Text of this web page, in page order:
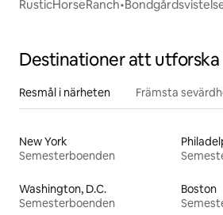
Destinationer att utforska
Resmål i närheten Främsta
New York
Semesterboenden
Washington, D.C.
Semesterboenden
Boston